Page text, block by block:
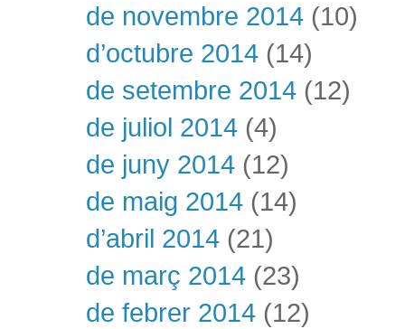
de novembre 2014 (10)
d’octubre 2014 (14)
de setembre 2014 (12)
de juliol 2014 (4)
de juny 2014 (12)
de maig 2014 (14)
d’abril 2014 (21)
de març 2014 (23)
de febrer 2014 (12)